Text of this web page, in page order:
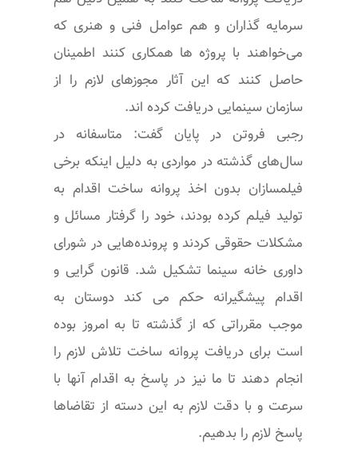
سرمایه گذاران و هم عوامل فنی و هنری که
می‌خواهند با پروژه ها همکاری کنند اطمینان
حاصل کنند که این آثار مجوزهای لازم را از
سازمان سینمایی دریافت کرده اند.
رجبی فروتن در پایان گفت: متاسفانه در
سال‌های گذشته در مواردی به دلیل اینکه برخی
فیلمسازان بدون اخذ پروانه ساخت اقدام به
تولید فیلم کرده بودند، خود را گرفتار مسائل و
مشکلات حقوقی کردند و پرونده‌هایی در شورای
داوری خانه سینما تشکیل شد. قانون گرایی و
اقدام پیشگیرانه حکم می کند دوستان به
موجب مقرراتی که از گذشته تا به امروز بوده
است برای دریافت پروانه ساخت تلاش لازم را
انجام دهند تا ما نیز در پاسخ به اقدام آنها با
سرعت و با دقت لازم به این دسته از تقاضاها
پاسخ لازم را بدهیم.